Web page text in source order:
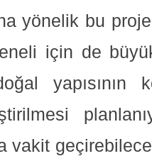
yönelik bu
için de
yapısının
vakit